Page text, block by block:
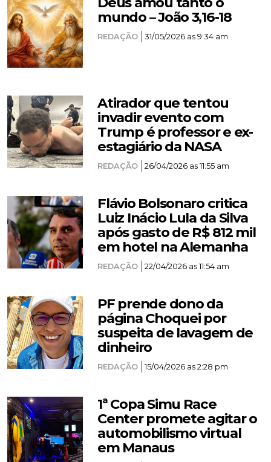
mundo – João 3,16-18
REDAÇÃO 31/05/2026 as 9:34 am
Atirador que tentou
invadir evento com
Trump é professor e ex-
estagiário da NASA
REDAÇÃO 26/04/2026 as 11:55 am
Flávio Bolsonaro critica
Luiz Inácio Lula da Silva
após gasto de R$ 812 mil
em hotel na Alemanha
REDAÇÃO 22/04/2026 as 11:54 am
PF prende dono da
página Choquei por
suspeita de lavagem de
dinheiro
REDAÇÃO 15/04/2026 as 2:28 pm
1ª Copa Simu Race
Center promete agitar o
automobilismo virtual
em Manaus